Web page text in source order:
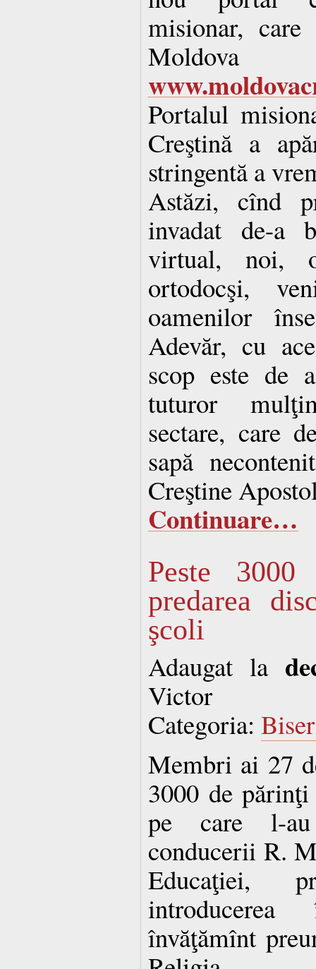
misionar, care
Portalul
Creştină a
stringentă a
Astăzi, cînd
invadat de-a
virtual, noi,
ortodocşi,
oamenilor
Adevăr, cu
scop este de
tuturor
sectare, care
sapă
Creştine
Continuare…
Peste
predarea
şcoli
Adaugat la
Victor
Categoria:
Membri ai 27
3000 de
pe care l-
conducerii R.
Educaţiei,
învăţămînt